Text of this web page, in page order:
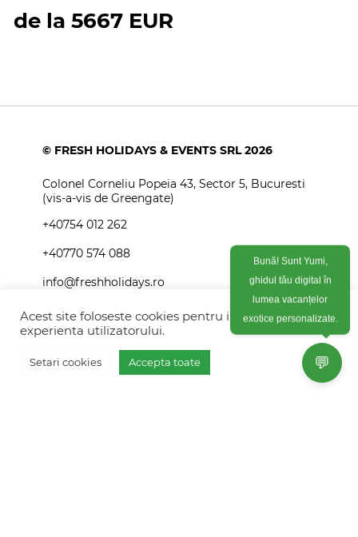
de la 5667 EUR
Vreau oferta personalizata
© FRESH HOLIDAYS & EVENTS SRL 2026
Colonel Corneliu Popeia 43, Sector 5, Bucuresti
(vis-a-vis de Greengate)
+40754 012 262
+40770 574 088
info@freshholidays.ro
Povestile noastre
Contact Fresh Holidays
Acest site foloseste cookies pentru imbunatati
experienta utilizatorului.
Setari cookies Accepta toate 💬
Bună! Sunt Yumi,
ghidul tău digital în
lumea vacanțelor
exotice personalizate.